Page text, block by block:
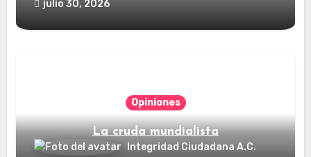
julio 30, 2026
Opiniones
La cruda mundialista
Integridad Ciudadana A.C.